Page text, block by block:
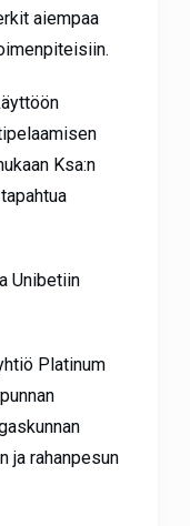
aiempaa
Ksa:n
Unibetiin
Platinum
ja rahanpesun